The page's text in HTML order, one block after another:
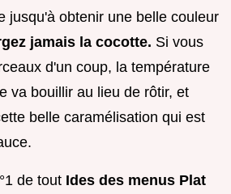
jusqu'à obtenir une belle couleur
jamais la cocotte. Si vous
d'un coup, la température
va bouillir au lieu de rôtir, et
belle caramélisation qui est
de tout Ides des menus Plat